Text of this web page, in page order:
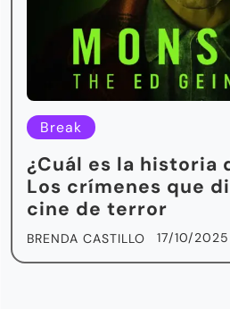
Break
¿Cuál es la historia
Los crímenes que
cine de terror
BRENDA CASTILLO 17/10/2025